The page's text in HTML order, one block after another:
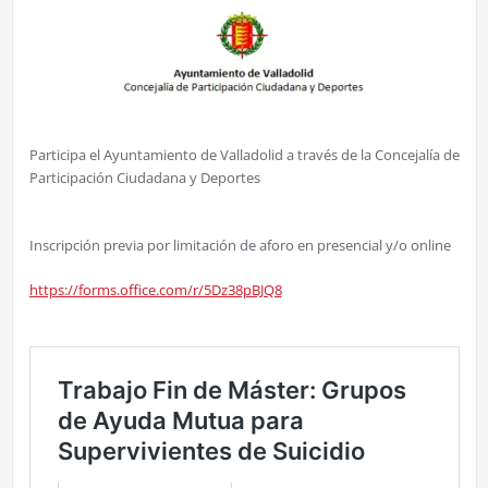
Participa el Ayuntamiento de Valladolid a través de la Concejalía de
Participación Ciudadana y Deportes
Inscripción previa por limitación de aforo en presencial y/o online
https://forms.office.com/r/5Dz38pBJQ8